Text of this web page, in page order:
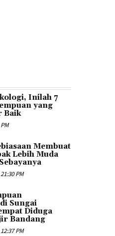
Inilah 7
yang
Baik
Membuat
Lebih Muda
PM
Sungai
Diduga
Bandang
PM